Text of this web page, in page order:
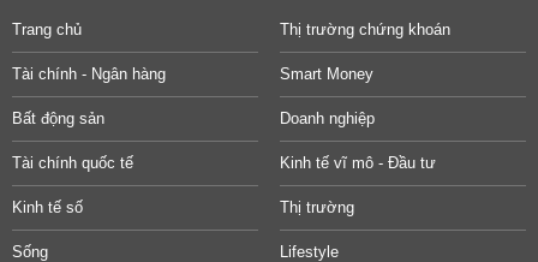
Trang chủ Thị trường chứng khoán
Tài chính - Ngân hàng Smart Money
Bất động sản Doanh nghiệp
Tài chính quốc tế Kinh tế vĩ mô - Đầu tư
Kinh tế số Thị trường
Sống Lifestyle